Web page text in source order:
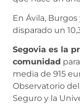
En Ávila,
disparado un
Segovia es la
comunidad
media de 915
Observatorio
Seguro y la